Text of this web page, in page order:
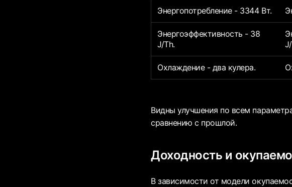
Энергопотребление - 3344 Вт.
Энергоэффективность - 38
J/Th.
Охлаждение - два кулера.
Видны улучшения по всем
сравнению с прошлой.
Доходность и
В зависимости от модели